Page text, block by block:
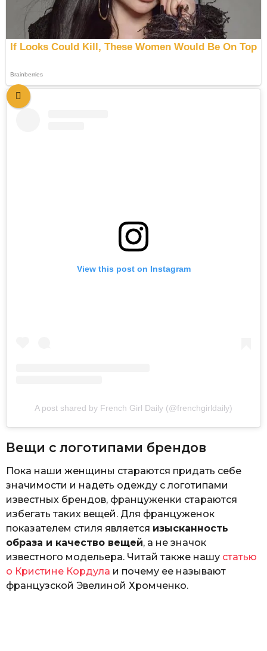
View this post on Instagram
A post shared by French Girl Daily (@frenchgirldaily)
Вещи с логотипами брендов
Пока наши женщины стараются придать себе
значимости и надеть одежду с логотипами
известных брендов, француженки стараются
избегать таких вещей. Для француженок
показателем стиля является изысканность
образа и качество вещей, а не значок
известного модельера. Читай также нашу статью
о Кристине Кордула и почему ее называют
французской Эвелиной Хромченко.